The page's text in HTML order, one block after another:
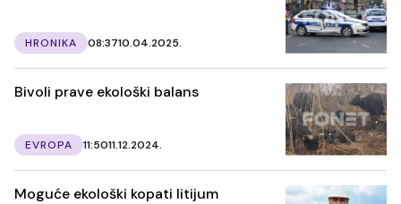
HRONIKA 08:3710.04.2025.
Bivoli prave ekološki balans
EVROPA 11:5011.12.2024.
Moguće ekološki kopati litijum